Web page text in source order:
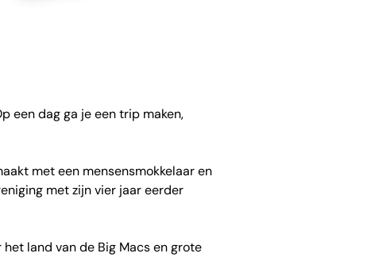
een dag ga je een trip maken,
met een mensensmokkelaar en
met zijn vier jaar eerder
land van de Big Macs en grote